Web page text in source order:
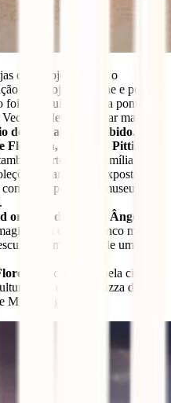
onde hoje o luxo e o
eram lojas de carne e peixe.
construído sobre a ponte,
decidiu-se dar mais
de animais foi proibido.
Florença, o Palácio Pitti.
pertenceu à família
de arte estão expostas no
por cinco museus e
original de Miguel Ângelo
desta obra de cinco metros
com a ajuda de um
é caminhar pela cidade
Um está na Piazza della
Michelangelo.